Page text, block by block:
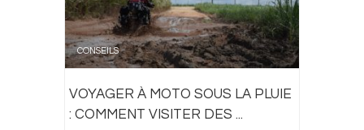
CONSEILS
VOYAGER À MOTO SOUS LA PLUIE
: COMMENT VISITER DES ...